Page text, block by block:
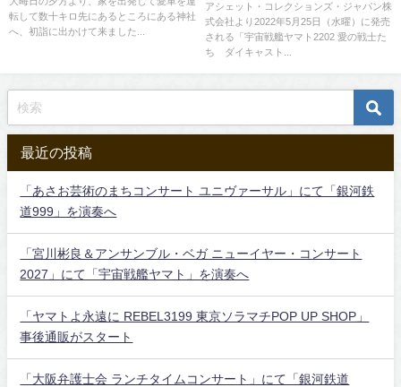
転して数十キロ先にあるところにある神社
へ、初詣に出かけて来ました...
アシェット・コレクションズ・ジャパン株
式会社より2022年5月25日（水曜）に発売
される「宇宙戦艦ヤマト2202 愛の戦士た
ち ダイキャスト...
最近の投稿
「あさお芸術のまちコンサート ユニヴァーサル」にて「銀河鉄
道999」を演奏へ
「宮川彬良＆アンサンブル・ベガ ニューイヤー・コンサート
2027」にて「宇宙戦艦ヤマト」を演奏へ
「ヤマトよ永遠に REBEL3199 東京ソラマチPOP UP SHOP」
事後通販がスタート
「大阪弁護士会 ランチタイムコンサート」にて「銀河鉄道